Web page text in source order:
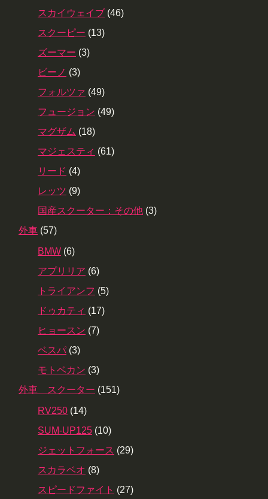
スカイウェイブ (46)
スクーピー (13)
ズーマー (3)
ビーノ (3)
フォルツァ (49)
フュージョン (49)
マグザム (18)
マジェスティ (61)
リード (4)
レッツ (9)
国産スクーター：その他 (3)
外車 (57)
BMW (6)
アプリリア (6)
トライアンフ (5)
ドゥカティ (17)
ヒョースン (7)
ベスパ (3)
モトベカン (3)
外車 スクーター (151)
RV250 (14)
SUM-UP125 (10)
ジェットフォース (29)
スカラベオ (8)
スピードファイト (27)